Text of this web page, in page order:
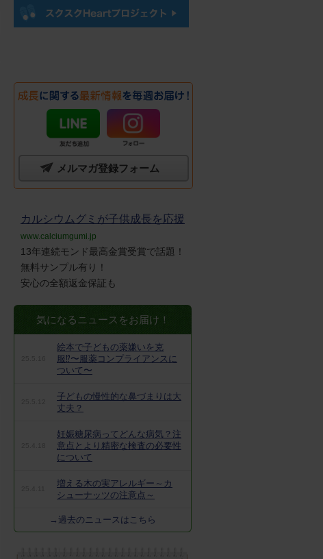
メルマガ登録フォーム
カルシウムグミが子供成長を応援
www.calciumgumi.jp
13年連続モンド最高金賞受賞で話題！
無料サンプル有り！
安心の全額返金保証も
気になるニュースをお届け！
絵本で子どもの薬嫌いを克
服⁉︎〜服薬コンプライアンスに
ついて〜
子どもの慢性的な鼻づまりは大
丈夫？
妊娠糖尿病ってどんな病気？注
意点とより精密な検査の必要性
について
増える木の実アレルギー～カ
シューナッツの注意点～
→過去のニュースはこちら